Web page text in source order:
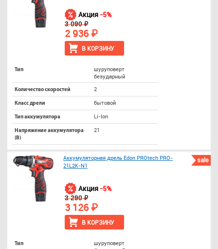
В КОРЗИНУ
Акция -5%
3 090 ₽
2 936 ₽
Тип
шуруповерт
безударный
Количество скоростей 2
Класс дрели бытовой
Тип аккумулятора Li-Ion
Напряжение аккумулятора
(В)
21
sale
Аккумуляторная дрель Edon PROtech PRO-
21L2K-N1
В КОРЗИНУ
Акция -5%
3 290 ₽
3 126 ₽
Тип
шуруповерт